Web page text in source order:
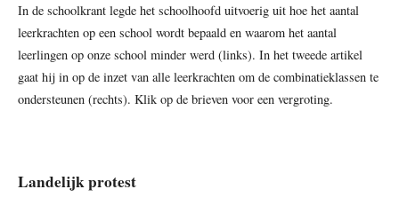
In de schoolkrant legde het schoolhoofd uitvoerig uit hoe het aantal
leerkrachten op een school wordt bepaald en waarom het aantal
leerlingen op onze school minder werd (links). In het tweede artikel
gaat hij in op de inzet van alle leerkrachten om de combinatieklassen te
ondersteunen (rechts). Klik op de brieven voor een vergroting.
Landelijk protest